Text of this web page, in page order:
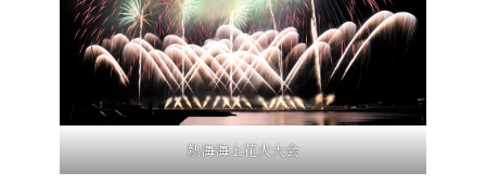
熱海海上花火大会